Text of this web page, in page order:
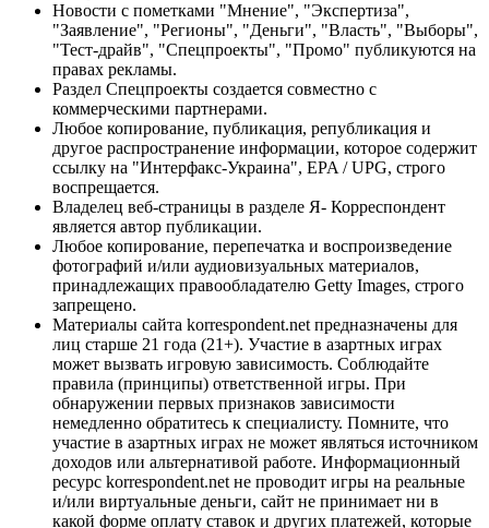
Новости с пометками "Мнение", "Экспертиза",
"Заявление", "Регионы", "Деньги", "Власть", "Выборы",
"Тест-драйв", "Спецпроекты", "Промо" публикуются на
правах рекламы.
Раздел Спецпроекты создается совместно с
коммерческими партнерами.
Любое копирование, публикация, републикация и
другое распространение информации, которое содержит
ссылку на "Интерфакс-Украина", EPA / UPG, строго
воспрещается.
Владелец веб-страницы в разделе Я- Корреспондент
является автор публикации.
Любое копирование, перепечатка и воспроизведение
фотографий и/или аудиовизуальных материалов,
принадлежащих правообладателю Getty Images, строго
запрещено.
Материалы сайта korrespondent.net предназначены для
лиц старше 21 года (21+). Участие в азартных играх
может вызвать игровую зависимость. Соблюдайте
правила (принципы) ответственной игры. При
обнаружении первых признаков зависимости
немедленно обратитесь к специалисту. Помните, что
участие в азартных играх не может являться источником
доходов или альтернативой работе. Информационный
ресурс korrespondent.net не проводит игры на реальные
и/или виртуальные деньги, сайт не принимает ни в
какой форме оплату ставок и других платежей, которые